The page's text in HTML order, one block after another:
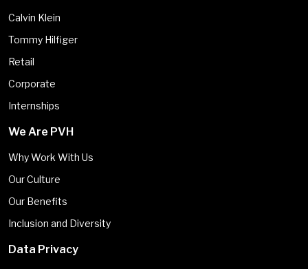
Calvin Klein
Tommy Hilfiger
Retail
Corporate
Internships
We Are PVH
Why Work With Us
Our Culture
Our Benefits
Inclusion and Diversity
Data Privacy